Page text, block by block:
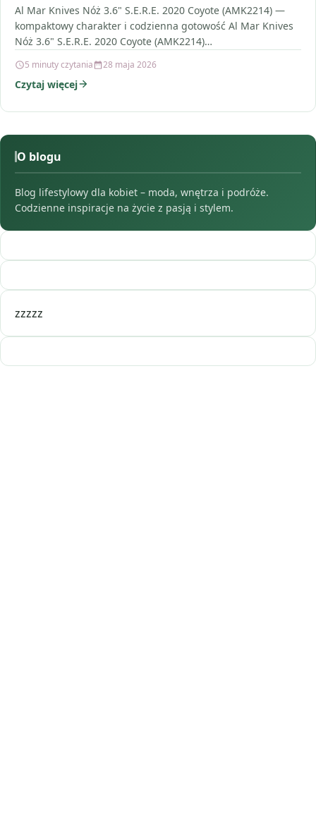
Al Mar Knives Nóż 3.6" S.E.R.E. 2020 Coyote (AMK2214) —
kompaktowy charakter i codzienna gotowość Al Mar Knives
Nóż 3.6" S.E.R.E. 2020 Coyote (AMK2214)…
5 minuty czytania 28 maja 2026
Czytaj więcej
O blogu
Blog lifestylowy dla kobiet – moda, wnętrza i podróże.
Codzienne inspiracje na życie z pasją i stylem.
zzzzz